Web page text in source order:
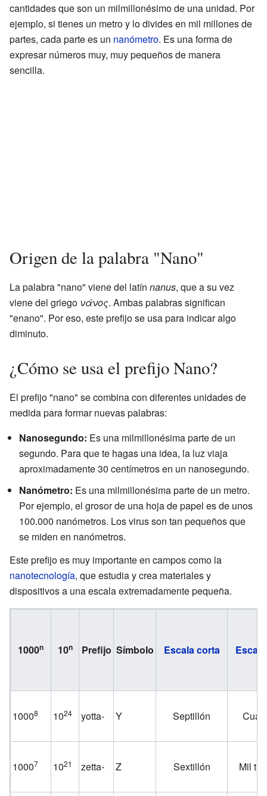
cantidades que son un milmillonésimo de una unidad. Por
ejemplo, si tienes un metro y lo divides en mil millones de
partes, cada parte es un nanómetro. Es una forma de
expresar números muy, muy pequeños de manera
sencilla.
Origen de la palabra "Nano"
La palabra "nano" viene del latín nanus, que a su vez
viene del griego νάνος. Ambas palabras significan
"enano". Por eso, este prefijo se usa para indicar algo
diminuto.
¿Cómo se usa el prefijo Nano?
El prefijo "nano" se combina con diferentes unidades de
medida para formar nuevas palabras:
Nanosegundo: Es una milmillonésima parte de un
segundo. Para que te hagas una idea, la luz viaja
aproximadamente 30 centímetros en un nanosegundo.
Nanómetro: Es una milmillonésima parte de un metro.
Por ejemplo, el grosor de una hoja de papel es de unos
100.000 nanómetros. Los virus son tan pequeños que
se miden en nanómetros.
Este prefijo es muy importante en campos como la
nanotecnología, que estudia y crea materiales y
dispositivos a una escala extremadamente pequeña.
1000n 10n Prefijo Símbolo Escala corta
10008 1024 yotta- Y Septillón
10007 1021 zetta- Z Sextillón Mil